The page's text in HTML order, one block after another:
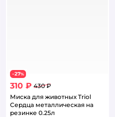
−27%
310 ₽ 430 ₽
Миска для животных Triol
Сердца металлическая на
резинке 0.25л